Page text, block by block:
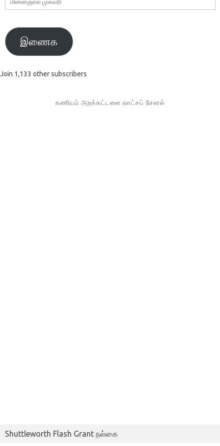
முகவரி
இணைக
Join 1,133 other subscribers
கணியம் அறக்கட்டளை வாட்சப் சேனல்
Shuttleworth Flash Grant நல்கை